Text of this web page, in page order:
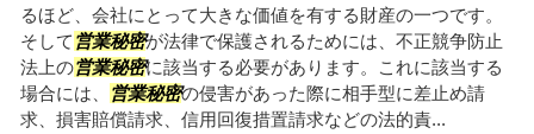
るほど、会社にとって大きな価値を有する財産の一つです。
そして 営業秘密が法律で保護されるためには、不正競争防止
法上の営業秘密に該当する必要があります。これに該当する
場合には、
営業秘密の侵害があった際に相手型に差止め請
求、損害賠償請求、信用回復措置請求などの法的責...